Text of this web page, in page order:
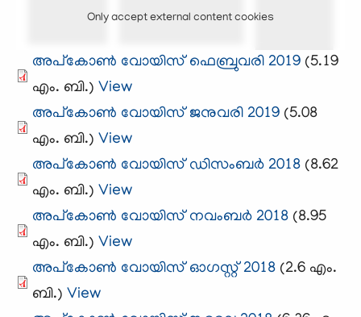
Only accept external content cookies
അപ്കോണ്‍ വോയിസ്‌ ഫെബ്രുവരി 2019 (5.19
എം. ബി.) View
അപ്കോണ്‍ വോയിസ്‌ ജനുവരി 2019 (5.08
എം. ബി.) View
അപ്കോണ്‍ വോയിസ്‌ ഡിസംബര്‍ 2018 (8.62
എം. ബി.) View
അപ്കോണ്‍ വോയിസ്‌ നവംബര്‍ 2018 (8.95
എം. ബി.) View
അപ്കോണ്‍ വോയിസ്‌ ഓഗസ്റ്റ്‌ 2018 (2.6 എം.
ബി.) View